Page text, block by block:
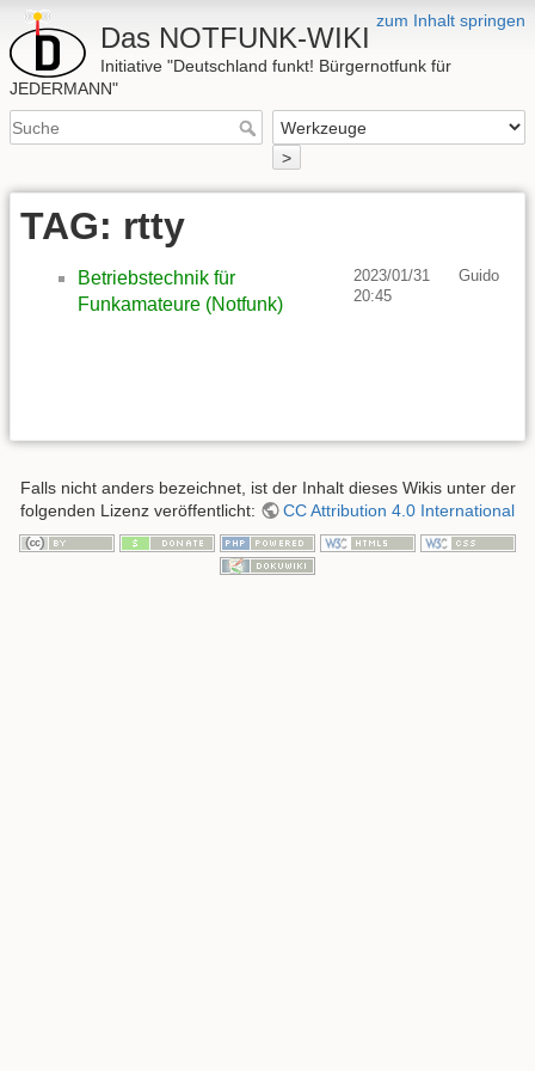
zum Inhalt springen
Das NOTFUNK-WIKI
Initiative "Deutschland funkt! Bürgernotfunk für
JEDERMANN"
>
TAG: rtty
Betriebstechnik für
Funkamateure (Notfunk)
2023/01/31
20:45
Guido
Falls nicht anders bezeichnet, ist der Inhalt dieses Wikis unter der
folgenden Lizenz veröffentlicht:
CC Attribution 4.0 International